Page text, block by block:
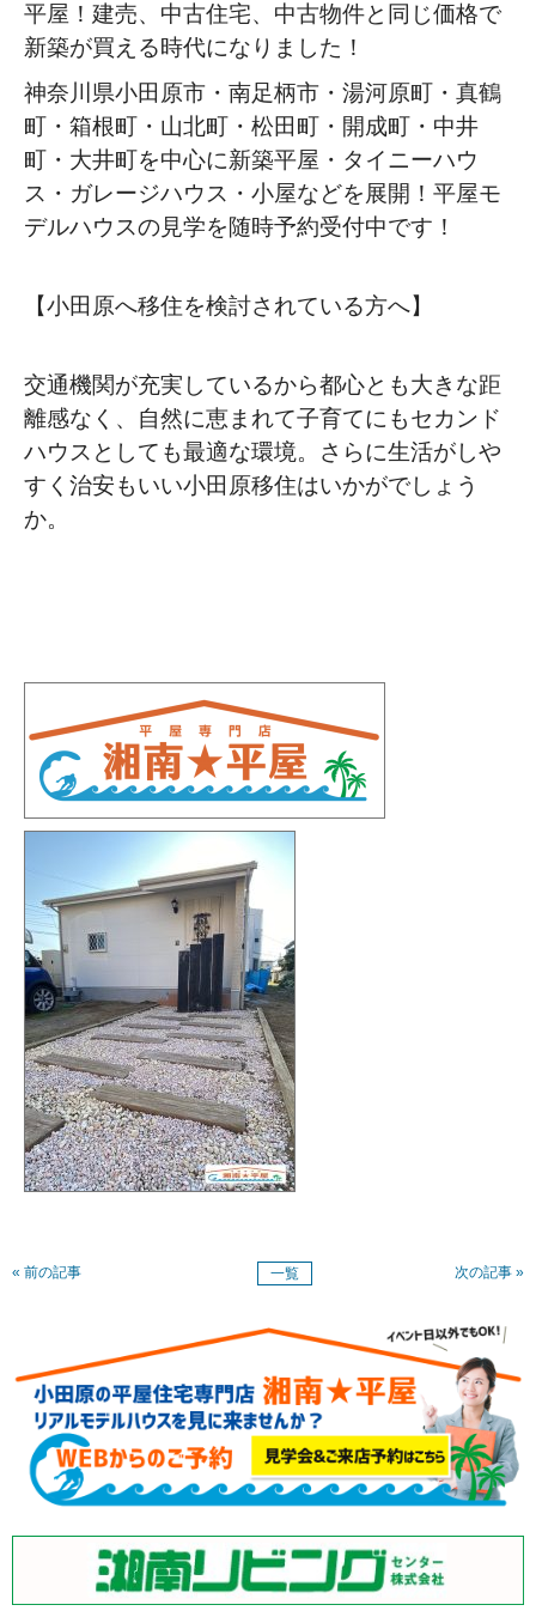
平屋！建売、中古住宅、中古物件と同じ価格で
新築が買える時代になりました！
神奈川県小田原市・南足柄市・湯河原町・真鶴
町・箱根町・山北町・松田町・開成町・中井
町・大井町を中心に新築平屋・タイニーハウ
ス・ガレージハウス・小屋などを展開！平屋モ
デルハウスの見学を随時予約受付中です！
【小田原へ移住を検討されている方へ】
交通機関が充実しているから都心とも大きな距
離感なく、自然に恵まれて子育てにもセカンド
ハウスとしても最適な環境。さらに生活がしや
すく治安もいい小田原移住はいかがでしょう
か。
« 前の記事 一覧 次の記事 »